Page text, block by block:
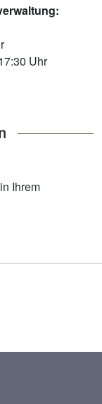
Uhr
in Ihrem